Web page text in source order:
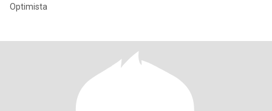
Optimista